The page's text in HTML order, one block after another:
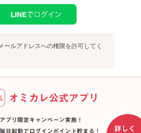
ールアドレスへの権限を許可してく